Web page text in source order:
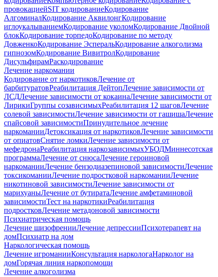
провокациейSIT кодированиеКодирование
АлгоминалКодирование АквилонгКодирование
иглоукалываниемКодирование уколомКодирование Двойной
блокКодирование торпедоКодирование по методу
ДовженкоКодирование ЭсперальКодирование алкоголизма
гипнозомКодирование ВивитролКодирование
ДисульфирамРаскодирование
Лечение наркомании
Кодирование от наркотиковЛечение от
барбитуратовРеабилитация ДейтопЛечение зависимости от
ЛСДЛечение зависимости от кокаинаЛечение зависимости от
ЛирикиГруппы созависимыхРеабилитация 12 шаговЛечение
солевой зависимостиЛечение зависимости от гашишаЛечение
спайсовой зависимостиПринудительное лечение
наркоманииДетоксикация от наркотиковЛечение зависимости
от опиатовСнятие ломкиЛечение зависимости от
мефедронаРеабилитация наркозависимыхУБОДМиннесотская
программаЛечение от снюсаЛечение героиновой
наркоманииЛечение бензодиазепиновой зависимостиЛечение
токсикоманииЛечение подростковой наркоманииЛечение
никотиновой зависимостиЛечение зависимости от
марихуаныЛечение от бутиратаЛечение амфетаминовой
зависимостиТест на наркотикиРеабилитация
подростковЛечение метадоновой зависимости
Психиатрическая помощь
Лечение шизофренииЛечение депрессииПсихотерапевт на
домПсихиатр на дом
Наркологическая помощь
Лечение игроманииКонсультация наркологаНарколог на
домГорячая линия наркопомощи
Лечение алкоголизма